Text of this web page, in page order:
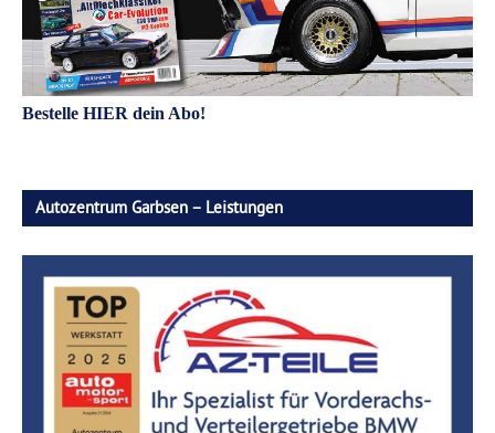
Bestelle HIER dein Abo!
Autozentrum Garbsen – Leistungen